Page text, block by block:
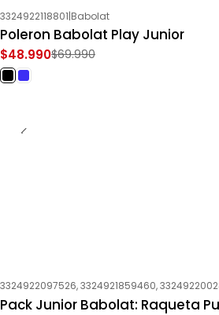
-30%OFF
3324922118801|Babolat
Poleron Babolat Play Junior
$48.990$69.990
-25% OFF
Nuevo
3324922097526, 3324921859460,
Pack Junior Babolat: Raqueta